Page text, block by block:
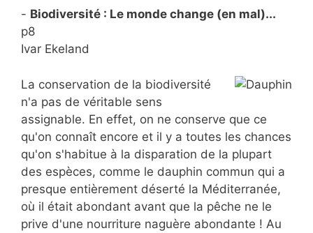
- Biodiversité : Le monde change (en mal)...
p8
Ivar Ekeland
La conservation de la biodiversité
n'a pas de véritable sens
assignable. En effet, on ne conserve que ce
qu'on connaît encore et il y a toutes les chances
qu'on s'habitue à la disparation de la plupart
des espèces, comme le dauphin commun qui a
presque entièrement déserté la Méditerranée,
où il était abondant avant que la pêche ne le
prive d'une nourriture naguère abondante ! Au